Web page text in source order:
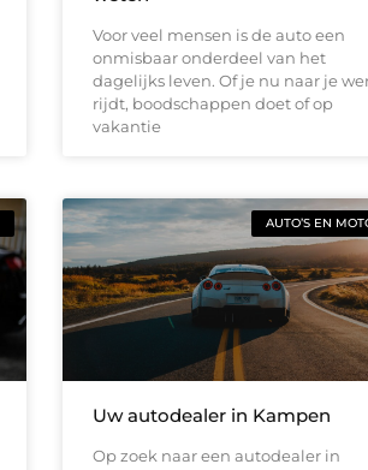
Voor veel mensen is de auto een
onmisbaar onderdeel van het
dagelijks leven. Of je nu naar je
rijdt, boodschappen doet of op
vakantie
AUTO’S EN
Uw autodealer in Kampen
Op zoek naar een autodealer in